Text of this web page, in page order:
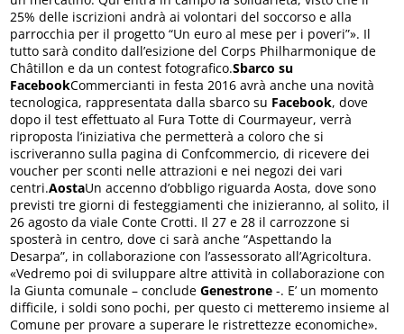
25% delle iscrizioni andrà ai volontari del soccorso e alla
parrocchia per il progetto “Un euro al mese per i poveri”». Il
tutto sarà condito dall’esizione del Corps Philharmonique de
Châtillon e da un contest fotografico.Sbarco su
FacebookCommercianti in festa 2016 avrà anche una novità
tecnologica, rappresentata dalla sbarco su Facebook, dove
dopo il test effettuato al Fura Totte di Courmayeur, verrà
riproposta l’iniziativa che permetterà a coloro che si
iscriveranno sulla pagina di Confcommercio, di ricevere dei
voucher per sconti nelle attrazioni e nei negozi dei vari
centri.AostaUn accenno d’obbligo riguarda Aosta, dove sono
previsti tre giorni di festeggiamenti che inizieranno, al solito, il
26 agosto da viale Conte Crotti. Il 27 e 28 il carrozzone si
sposterà in centro, dove ci sarà anche “Aspettando la
Desarpa”, in collaborazione con l’assessorato all’Agricoltura.
«Vedremo poi di sviluppare altre attività in collaborazione con
la Giunta comunale – concludeGenestrone -. E’ un momento
difficile, i soldi sono pochi, per questo ci metteremo insieme al
Comune per provare a superare le ristrettezze economiche».